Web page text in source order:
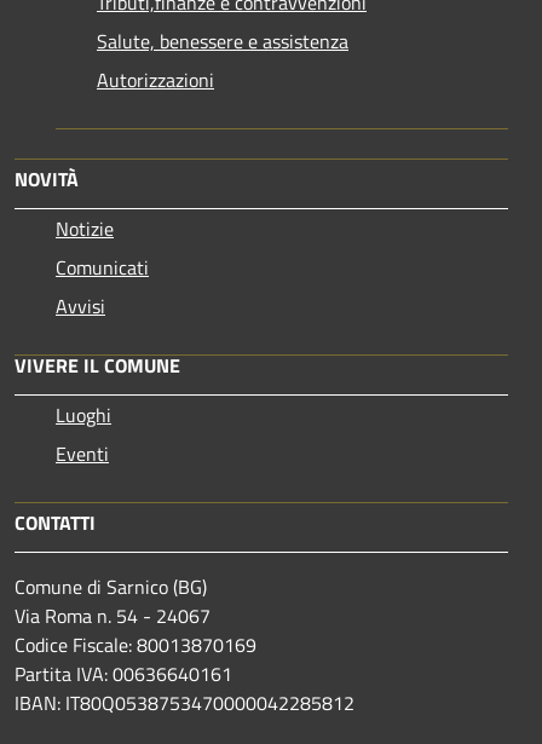
Salute, benessere e assistenza
Autorizzazioni
NOVITÀ
Notizie
Comunicati
Avvisi
VIVERE IL COMUNE
Luoghi
Eventi
CONTATTI
Comune di Sarnico (BG)
Via Roma n. 54 - 24067
Codice Fiscale: 80013870169
Partita IVA: 00636640161
IBAN: IT80Q0538753470000042285812